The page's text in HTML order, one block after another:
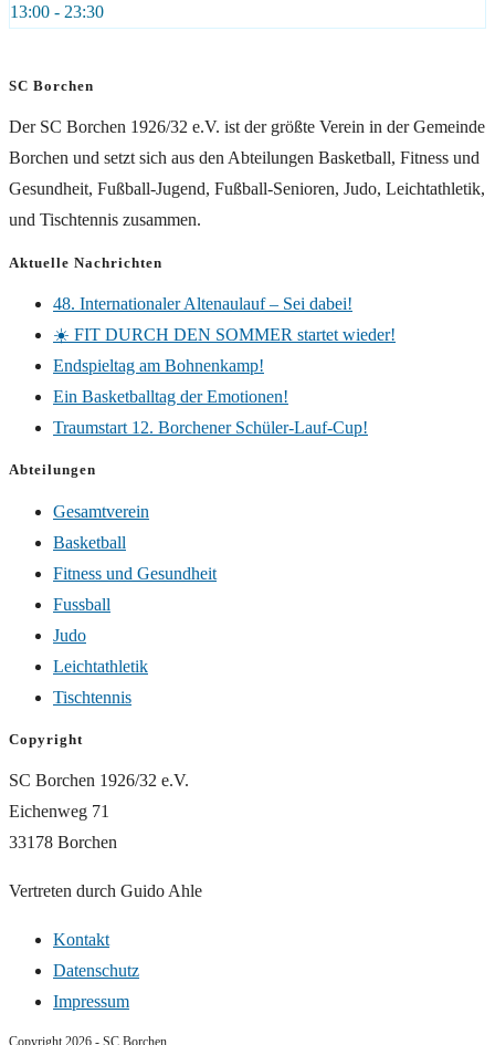
13:00 - 23:30
SC Borchen
Der SC Borchen 1926/32 e.V. ist der größte Verein in der Gemeinde
Borchen und setzt sich aus den Abteilungen Basketball, Fitness und
Gesundheit, Fußball-Jugend, Fußball-Senioren, Judo, Leichtathletik,
und Tischtennis zusammen.
Aktuelle Nachrichten
48. Internationaler Altenaulauf – Sei dabei!
☀️ FIT DURCH DEN SOMMER startet wieder!
Endspieltag am Bohnenkamp!
Ein Basketballtag der Emotionen!
Traumstart 12. Borchener Schüler-Lauf-Cup!
Abteilungen
Gesamtverein
Basketball
Fitness und Gesundheit
Fussball
Judo
Leichtathletik
Tischtennis
Copyright
SC Borchen 1926/32 e.V.
Eichenweg 71
33178 Borchen
Vertreten durch Guido Ahle
Kontakt
Datenschutz
Impressum
Copyright 2026 - SC Borchen